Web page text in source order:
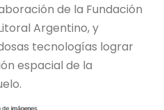
de la Fundación
Argentino, y
tecnologías lograr
espacial de la